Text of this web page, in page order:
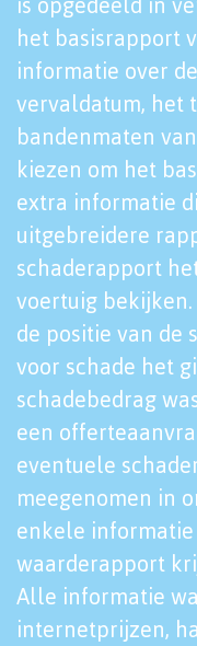
het basisrapport
informatie over
vervaldatum, het
bandenmaten
kiezen om het
extra informatie
uitgebreidere
schaderapport
voertuig
de positie van de
voor schade het
schadebedrag
een
eventuele
meegenomen in
enkele informatie
waarderapport
Alle informatie
internetprijzen,